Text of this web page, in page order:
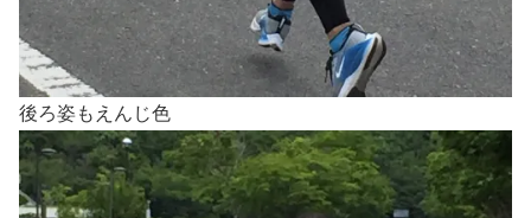
後ろ姿もえんじ色